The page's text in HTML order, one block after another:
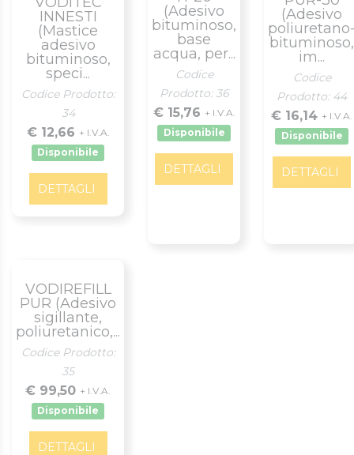
INNESTI
(Mastice
adesivo
bituminoso,
speci...
Codice Prodotto:
34
€ 12,66 + I.V.A.
Disponibile
DETTAGLI
(Adesivo
bituminoso,
base
acqua, per...
Codice
Prodotto: 36
€ 15,76 + I.V.A.
Disponibile
DETTAGLI
(Adesivo
bituminoso,
im...
Codice
Prodotto: 44
€ 16,14 + I.V.A.
Disponibile
DETTAGLI
VODIREFILL
PUR (Adesivo
sigillante,
poliuretanico,...
Codice Prodotto:
35
€ 99,50 + I.V.A.
Disponibile
DETTAGLI